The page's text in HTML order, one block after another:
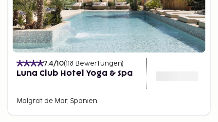
7.4/10(118 Bewertungen)
Luna Club Hotel Yoga & Spa
Malgrat de Mar, Spanien